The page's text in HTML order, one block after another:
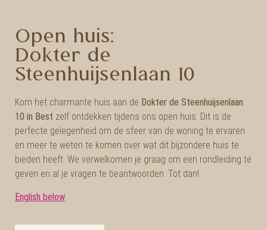
Open huis:
Dokter de
Steenhuijsenlaan 10
Kom het charmante huis aan de Dokter de Steenhuijsenlaan
10 in Best zelf ontdekken tijdens ons open huis. Dit is de
perfecte gelegenheid om de sfeer van de woning te ervaren
en meer te weten te komen over wat dit bijzondere huis te
bieden heeft. We verwelkomen je graag om een rondleiding te
geven en al je vragen te beantwoorden. Tot dan!
English below